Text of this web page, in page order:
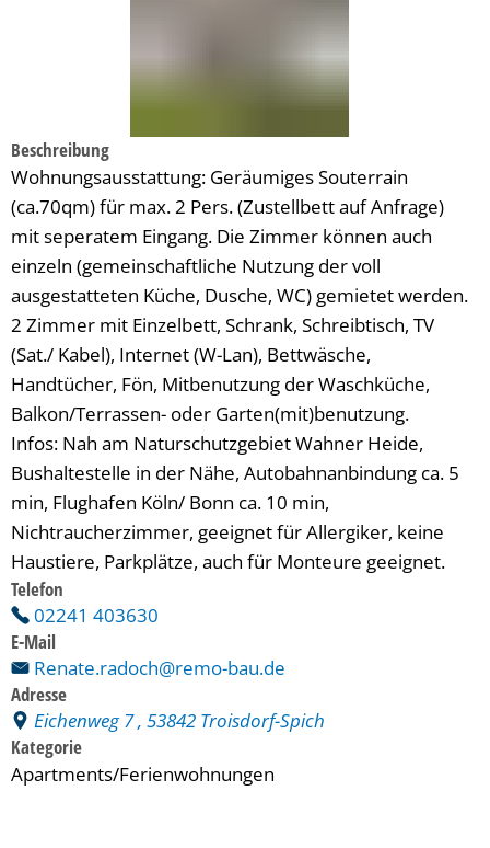
Beschreibung
Wohnungsausstattung: Geräumiges Souterrain
(ca.70qm) für max. 2 Pers. (Zustellbett auf Anfrage)
mit seperatem Eingang. Die Zimmer können auch
einzeln (gemeinschaftliche Nutzung der voll
ausgestatteten Küche, Dusche, WC) gemietet werden.
2 Zimmer mit Einzelbett, Schrank, Schreibtisch, TV
(Sat./ Kabel), Internet (W-Lan), Bettwäsche,
Handtücher, Fön, Mitbenutzung der Waschküche,
Balkon/Terrassen- oder Garten(mit)benutzung.
Infos: Nah am Naturschutzgebiet Wahner Heide,
Bushaltestelle in der Nähe, Autobahnanbindung ca. 5
min, Flughafen Köln/ Bonn ca. 10 min,
Nichtraucherzimmer, geeignet für Allergiker, keine
Haustiere, Parkplätze, auch für Monteure geeignet.
Telefon
02241 403630
E-Mail
Renate.radoch@remo-bau.de
Adresse
Eichenweg 7 , 53842 Troisdorf-Spich
Kategorie
Apartments/Ferienwohnungen